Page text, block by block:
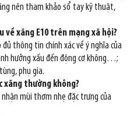
nên tham khảo sổ tay kỹ thuật,
về xăng E10 trên mạng xã hội?
thông tin chính xác về ý nghĩa của
hưởng xấu đến động cơ không…;
phụ gia.
xăng thường không?
mùi thơm nhẹ đặc trưng của